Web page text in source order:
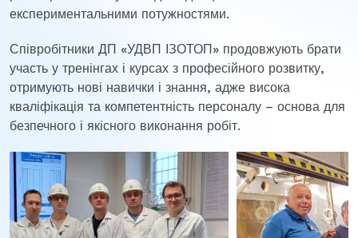
експериментальними потужностями.
Співробітники ДП «УДВП ІЗОТОП» продовжують брати
участь у тренінгах і курсах з професійного розвитку,
отримують нові навички і знання, адже висока
кваліфікація та компетентність персоналу – основа для
безпечного і якісного виконання робіт.